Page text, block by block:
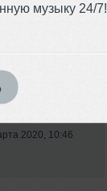
музыку 24/7!
2020, 10:46